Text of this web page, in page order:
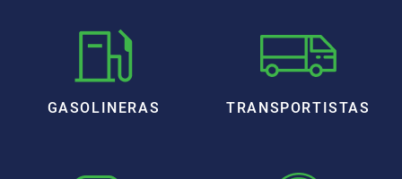
GASOLINERAS TRANSPORTISTAS